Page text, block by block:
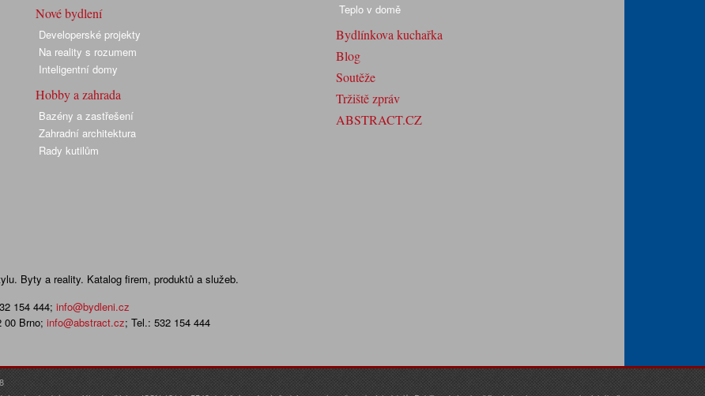
Nové bydlení
Developerské projekty
Na reality s rozumem
Inteligentní domy
Hobby a zahrada
Bazény a zastřešení
Zahradní architektura
Rady kutilům
Teplo v domě
Bydlínkova kuchařka
Blog
Soutěže
Tržiště zpráv
ABSTRACT.CZ
Byty a reality. Katalog firem, produktů a služeb.
154 444; info@bydleni.cz
00 Brno; info@abstract.cz; Tel.: 532 154 444